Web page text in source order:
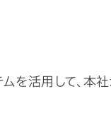
を活用して、本